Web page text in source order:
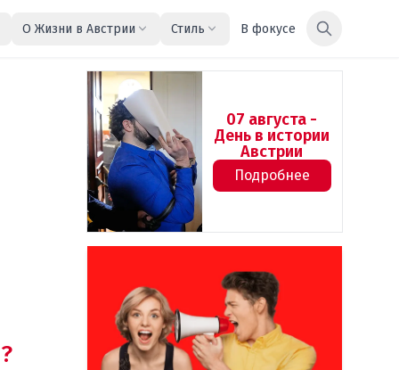
О Жизни в Австрии Стиль В фокусе
07 августа -
День в истории
Австрии
Подробнее